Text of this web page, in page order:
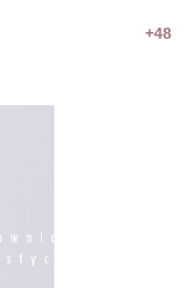
telefonicznych: +48